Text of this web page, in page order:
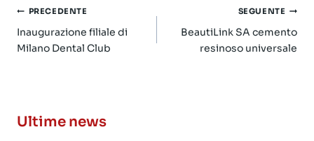
Navigazione
articoli
PRECEDENTE
Inaugurazione filiale di
Milano Dental Club
SEGUENTE
BeautiLink SA cemento
resinoso universale
Ultime news